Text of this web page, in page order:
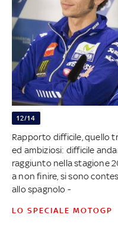
12/14
Rapporto difficile, quello
ed ambiziosi: difficile
raggiunto nella stagione
a non finire, si sono
allo spagnolo -
LO SPECIALE MOTOGP